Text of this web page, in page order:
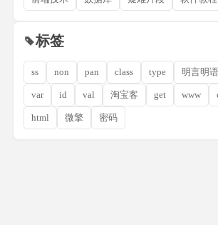
标签
ss non pan class type 明言明语
var id val 淘宝客 get www
html 微擎 密码